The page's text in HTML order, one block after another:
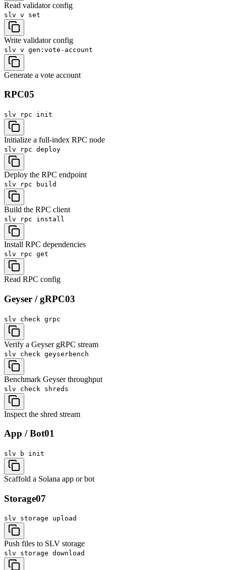
Read validator config
slv v set
Write validator config
slv v gen:vote-account
Generate a vote account
RPC05
slv rpc init
Initialize a full-index RPC node
slv rpc deploy
Deploy the RPC endpoint
slv rpc build
Build the RPC client
slv rpc install
Install RPC dependencies
slv rpc get
Read RPC config
Geyser / gRPC03
slv check grpc
Verify a Geyser gRPC stream
slv check geyserbench
Benchmark Geyser throughput
slv check shreds
Inspect the shred stream
App / Bot01
slv b init
Scaffold a Solana app or bot
Storage07
slv storage upload
Push files to SLV storage
slv storage download